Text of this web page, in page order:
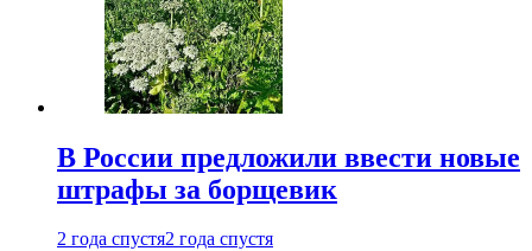
В России предложили ввести новые
штрафы за борщевик
2 года спустя2 года спустя